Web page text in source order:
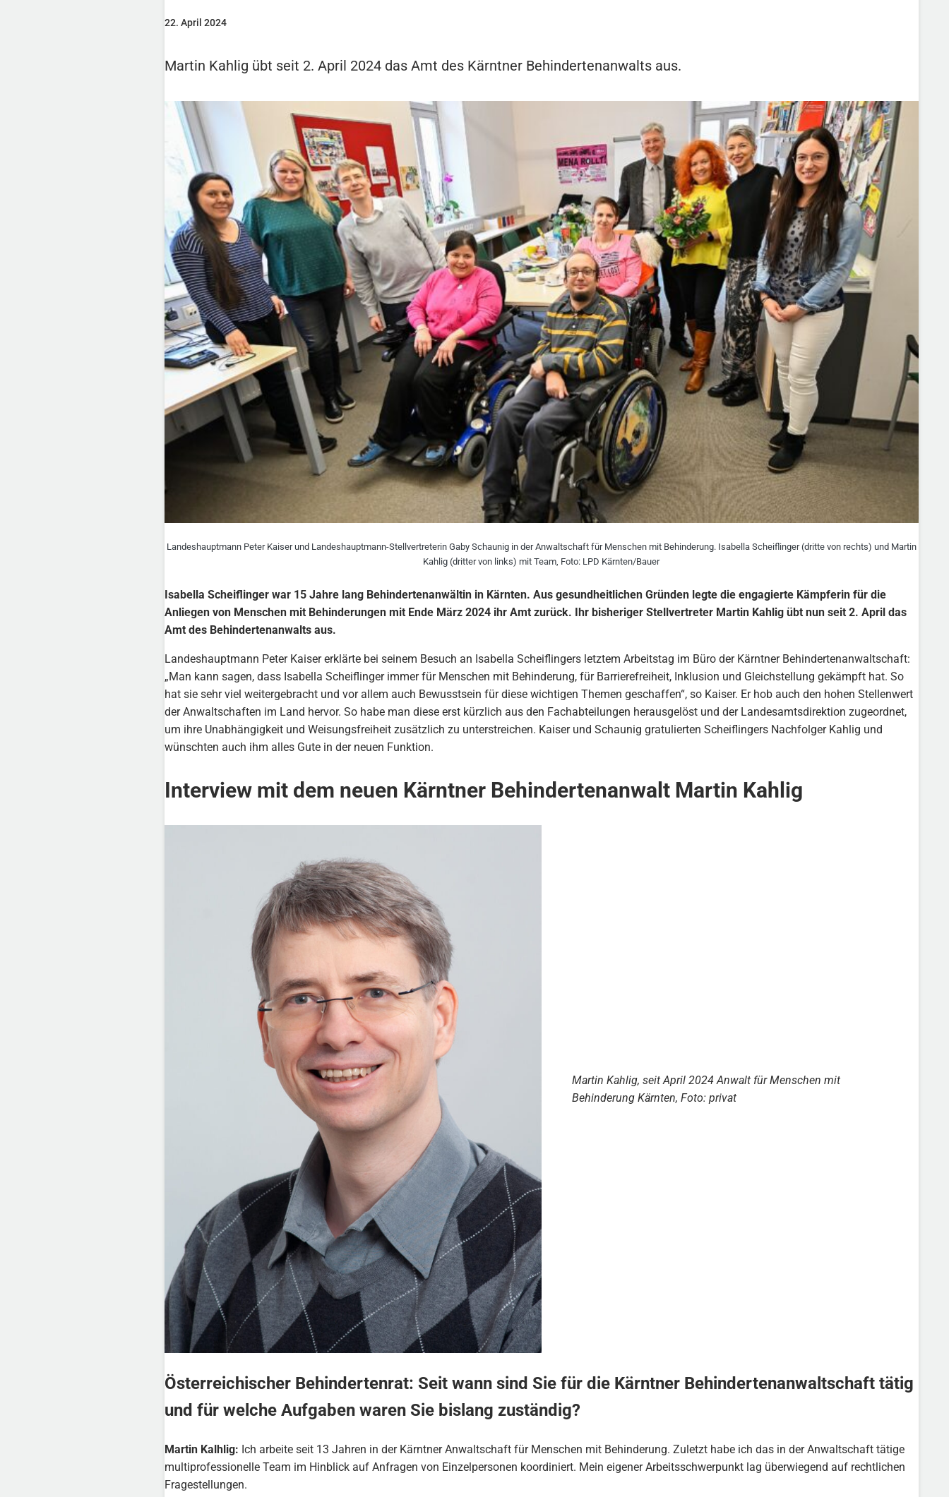
22. April 2024
Martin Kahlig übt seit 2. April 2024 das Amt des Kärntner Behindertenanwalts aus.
Landeshauptmann Peter Kaiser und Landeshauptmann-Stellvertreterin Gaby Schaunig in der Anwaltschaft für Menschen mit Behinderung. Isabella Scheiflinger (dritte von rechts) und Martin
Kahlig (dritter von links) mit Team, Foto: LPD Kärnten/Bauer
Isabella Scheiflinger war 15 Jahre lang Behindertenanwältin in Kärnten. Aus gesundheitlichen Gründen legte die engagierte Kämpferin für die
Anliegen von Menschen mit Behinderungen mit Ende März 2024 ihr Amt zurück. Ihr bisheriger Stellvertreter Martin Kahlig übt nun seit 2. April das
Amt des Behindertenanwalts aus.
Landeshauptmann Peter Kaiser erklärte bei seinem Besuch an Isabella Scheiflingers letztem Arbeitstag im Büro der Kärntner Behindertenanwaltschaft:
„Man kann sagen, dass Isabella Scheiflinger immer für Menschen mit Behinderung, für Barrierefreiheit, Inklusion und Gleichstellung gekämpft hat. So
hat sie sehr viel weitergebracht und vor allem auch Bewusstsein für diese wichtigen Themen geschaffen“, so Kaiser. Er hob auch den hohen Stellenwert
der Anwaltschaften im Land hervor. So habe man diese erst kürzlich aus den Fachabteilungen herausgelöst und der Landesamtsdirektion zugeordnet,
um ihre Unabhängigkeit und Weisungsfreiheit zusätzlich zu unterstreichen. Kaiser und Schaunig gratulierten Scheiflingers Nachfolger Kahlig und
wünschten auch ihm alles Gute in der neuen Funktion.
Interview mit dem neuen Kärntner Behindertenanwalt Martin Kahlig
Martin Kahlig, seit April 2024 Anwalt für Menschen mit
Behinderung Kärnten, Foto: privat
Österreichischer Behindertenrat: Seit wann sind Sie für die Kärntner Behindertenanwaltschaft tätig
und für welche Aufgaben waren Sie bislang zuständig?
Martin Kalhlig: Ich arbeite seit 13 Jahren in der Kärntner Anwaltschaft für Menschen mit Behinderung. Zuletzt habe ich das in der Anwaltschaft tätige
multiprofessionelle Team im Hinblick auf Anfragen von Einzelpersonen koordiniert. Mein eigener Arbeitsschwerpunkt lag überwiegend auf rechtlichen
Fragestellungen.